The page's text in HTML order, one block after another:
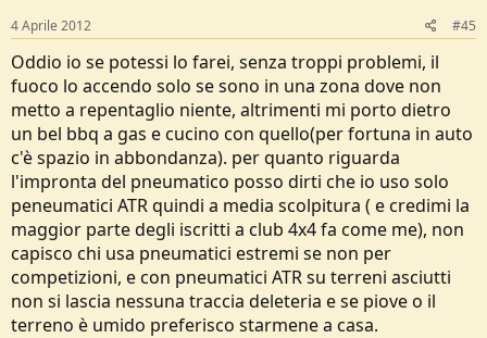
4 Aprile 2012 #45
Oddio io se potessi lo farei, senza troppi problemi, il
fuoco lo accendo solo se sono in una zona dove non
metto a repentaglio niente, altrimenti mi porto dietro
un bel bbq a gas e cucino con quello(per fortuna in auto
c'è spazio in abbondanza). per quanto riguarda
l'impronta del pneumatico posso dirti che io uso solo
peneumatici ATR quindi a media scolpitura ( e credimi la
maggior parte degli iscritti a club 4x4 fa come me), non
capisco chi usa pneumatici estremi se non per
competizioni, e con pneumatici ATR su terreni asciutti
non si lascia nessuna traccia deleteria e se piove o il
terreno è umido preferisco starmene a casa.